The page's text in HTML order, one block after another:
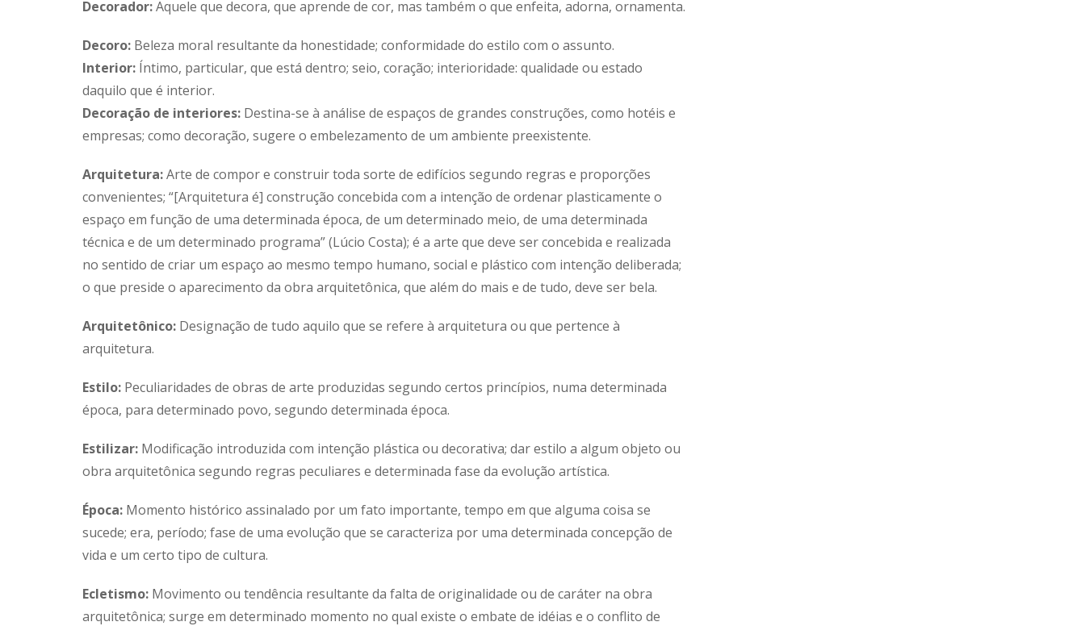
Decorador:Aquele que decora, que aprende de cor, mas também o que enfeita, adorna, ornamenta.
Decoro: Beleza moral resultante da honestidade; conformidade do estilo com o assunto.
Interior: Íntimo, particular, que está dentro; seio, coração; interioridade: qualidade ou estado
daquilo que é interior.
Decoração de interiores: Destina-se à análise de espaços de grandes construções, como hotéis e
empresas; como decoração, sugere o embelezamento de um ambiente preexistente.
Arquitetura:Arte de compor e construir toda sorte de edifícios segundo regras e proporções
convenientes; “[Arquitetura é] construção concebida com a intenção de ordenar plasticamente o
espaço em função de uma determinada época, de um determinado meio, de uma determinada
técnica e de um determinado programa” (Lúcio Costa); é a arte que deve ser concebida e realizada
no sentido de criar um espaço ao mesmo tempo humano, social e plástico com intenção deliberada;
o que preside o aparecimento da obra arquitetônica, que além do mais e de tudo, deve ser bela.
Arquitetônico: Designação de tudo aquilo que se refere à arquitetura ou que pertence à
arquitetura.
Estilo: Peculiaridades de obras de arte produzidas segundo certos princípios, numa determinada
época, para determinado povo, segundo determinada época.
Estilizar: Modificação introduzida com intenção plástica ou decorativa; dar estilo a algum objeto ou
obra arquitetônica segundo regras peculiares e determinada fase da evolução artística.
Época: Momento histórico assinalado por um fato importante, tempo em que alguma coisa se
sucede; era, período; fase de uma evolução que se caracteriza por uma determinada concepção de
vida e um certo tipo de cultura.
Ecletismo: Movimento ou tendência resultante da falta de originalidade ou de caráter na obra
arquitetônica; surge em determinado momento no qual existe o embate de idéias e o conflito de